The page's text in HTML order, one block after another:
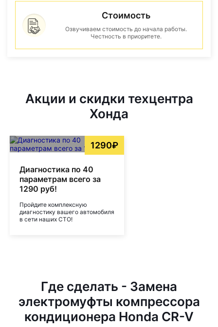
Стоимость
Озвучиваем стоимость до начала работы.
Честность в приоритете.
Акции и скидки техцентра
Хонда
1290₽
Диагностика по 40
параметрам всего за
1290 руб!
Пройдите комплексную
диагностику вашего автомобиля
в сети наших СТО!
Где сделать - Замена
электромуфты компрессора
кондиционера Honda CR-V